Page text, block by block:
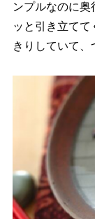
ンプルなのに
ッと引き立て
きりしていて、